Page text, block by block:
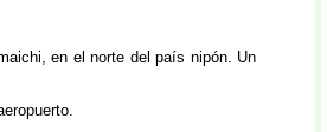
en el norte del país nipón. Un